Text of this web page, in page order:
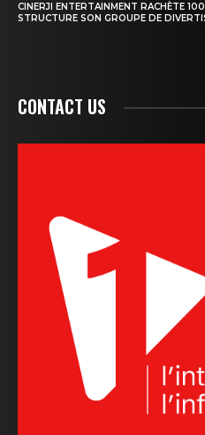
CINERJI ENTERTAINMENT RACHÈTE
STRUCTURE SON GROUPE DE
CONTACT US